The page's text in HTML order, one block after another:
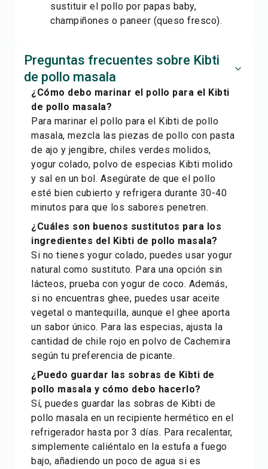
sustituir el pollo por papas baby,
champiñones o paneer (queso fresco).
Preguntas frecuentes sobre Kibti
de pollo masala
¿Cómo debo marinar el pollo para el Kibti
de pollo masala?
Para marinar el pollo para el Kibti de pollo
masala, mezcla las piezas de pollo con pasta
de ajo y jengibre, chiles verdes molidos,
yogur colado, polvo de especias Kibti molido
y sal en un bol. Asegúrate de que el pollo
esté bien cubierto y refrigera durante 30-40
minutos para que los sabores penetren.
¿Cuáles son buenos sustitutos para los
ingredientes del Kibti de pollo masala?
Si no tienes yogur colado, puedes usar yogur
natural como sustituto. Para una opción sin
lácteos, prueba con yogur de coco. Además,
si no encuentras ghee, puedes usar aceite
vegetal o mantequilla, aunque el ghee aporta
un sabor único. Para las especias, ajusta la
cantidad de chile rojo en polvo de Cachemira
según tu preferencia de picante.
¿Puedo guardar las sobras de Kibti de
pollo masala y cómo debo hacerlo?
Sí, puedes guardar las sobras de Kibti de
pollo masala en un recipiente hermético en el
refrigerador hasta por 3 días. Para recalentar,
simplemente caliéntalo en la estufa a fuego
bajo, añadiendo un poco de agua si es